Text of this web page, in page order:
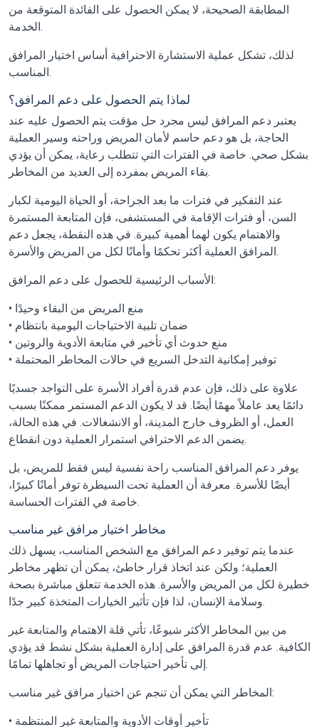
المطابقة الصحيحة، لا يمكن الحصول على الفائدة المتوقعة من
الخدمة.
لذلك، تشكل عملية الاستشارة الاحترافية أساس اختيار المرافق
المناسب.
لماذا يتم الحصول على دعم المرافق؟
يعتبر دعم المرافق ليس مجرد حل مؤقت يتم الحصول عليه عند
الحاجة، بل هو دعم حاسم لأمان المريض وراحته وسير العملية
بشكل صحي. خاصة في الفترات التي تتطلب رعاية، يمكن أن يؤدي
بقاء المريض بمفرده إلى العديد من المخاطر.
عند التفكير في فترات ما بعد الجراحة، أو الحياة اليومية لكبار
السن، أو فترات الإقامة في المستشفى، فإن المتابعة المستمرة
والاهتمام يكون لهما أهمية كبيرة. في هذه النقطة، يجعل دعم
المرافق العملية أكثر تحكمًا وأمانًا لكل من المريض والأسرة.
الأسباب الرئيسية للحصول على دعم المرافق:
• منع المريض من البقاء وحيدًا
• ضمان تلبية الاحتياجات اليومية بانتظام
• منع حدوث أي تأخير في متابعة الأدوية والروتين
• توفير إمكانية التدخل السريع في حالات المخاطر المحتملة
علاوة على ذلك، فإن عدم قدرة أفراد الأسرة على التواجد جسديًا
دائمًا يعد عاملاً مهمًا أيضًا. قد لا يكون الدعم المستمر ممكنًا بسبب
العمل، أو الظروف خارج المدينة، أو الانشغالات. في هذه الحالة،
يضمن الدعم الاحترافي استمرار العملية دون انقطاع.
يوفر دعم المرافق المناسب راحة نفسية ليس فقط للمريض، بل
أيضًا للأسرة. معرفة أن العملية تحت السيطرة توفر أمانًا كبيرًا،
خاصة في الفترات الحساسة.
مخاطر اختيار مرافق غير مناسب
عندما يتم توفير دعم المرافق مع الشخص المناسب، يسهل ذلك
العملية؛ ولكن عند اتخاذ قرار خاطئ، يمكن أن تظهر مخاطر
خطيرة لكل من المريض والأسرة. هذه الخدمة تتعلق مباشرة بصحة
وسلامة الإنسان، لذا فإن تأثير الخيارات المتخذة كبير جدًا.
من بين المخاطر الأكثر شيوعًا، تأتي قلة الاهتمام والمتابعة غير
الكافية. عدم قدرة المرافق على إدارة العملية بشكل نشط قد يؤدي
إلى تأخير احتياجات المريض أو تجاهلها تمامًا.
المخاطر التي يمكن أن تنجم عن اختيار مرافق غير مناسب:
• تأخير أوقات الأدوية والمتابعة غير المنتظمة